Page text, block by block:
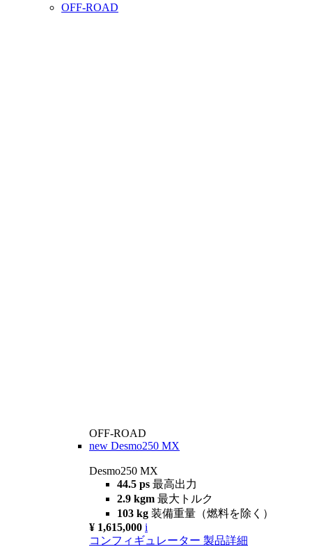
OFF-ROAD
OFF-ROAD
new Desmo250 MX
Desmo250 MX
44.5 ps 最高出力
2.9 kgm 最大トルク
103 kg 装備重量（燃料を除く）
¥ 1,615,000 i
コンフィギュレーター 製品詳細